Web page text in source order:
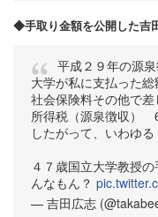
◆手取り金額を公開した吉
平成２９年の源
大学が私に支払った
社会保険料その他で
所得税（源泉徴収）
したがって、いわゆ
４７歳国立大学教授
んなもん？
— 吉田広志